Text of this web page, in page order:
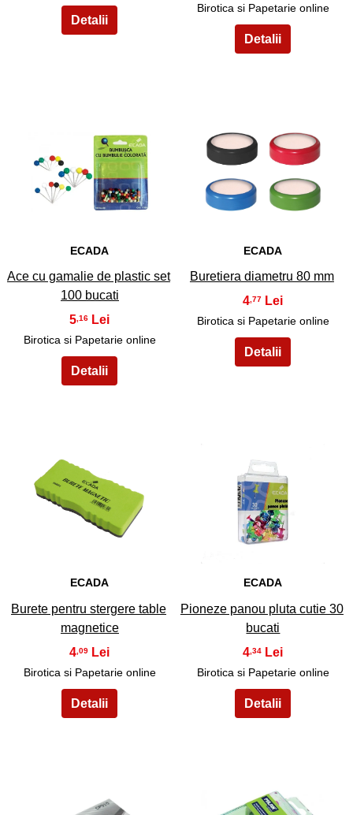
Birotica si Papetarie online
9
ECADA
Ace cu gamalie de plastic set
100 bucati
5,16
Birotica si Papetarie online
ECADA
Buretiera diametru 80 mm
4,77
Birotica si Papetarie online
11
ECADA
Burete pentru stergere table
magnetice
4 ,09
Birotica si Papetarie online
12
ECADA
Pioneze panou pluta cutie 30
bucati
4 ,34
Birotica si Papetarie online